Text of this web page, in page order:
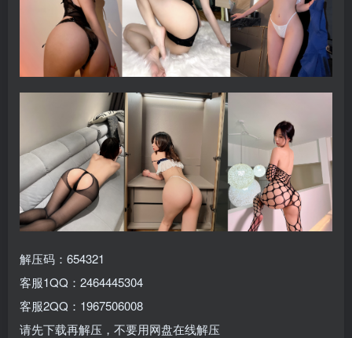
解压码：654321
客服1QQ：2464445304
客服2QQ：1967506008
请先下载再解压，不要用网盘在线解压